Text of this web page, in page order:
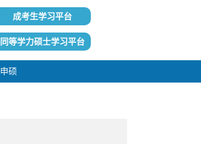
成考生学习平台
同等学力硕士学习平台
硕